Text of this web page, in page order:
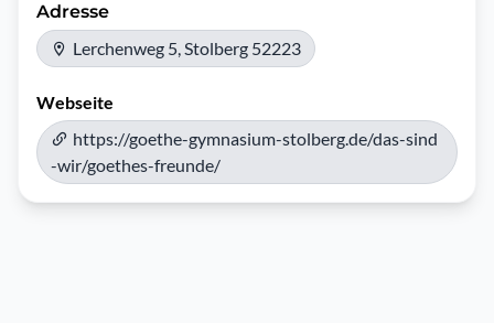
Adresse
Lerchenweg 5, Stolberg 52223
Webseite
https://goethe-gymnasium-stolberg.de/das-sind
-wir/goethes-freunde/